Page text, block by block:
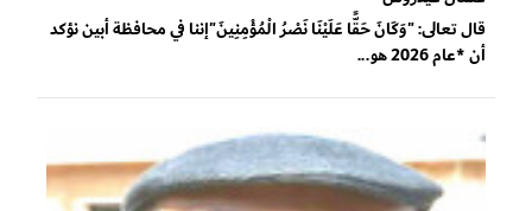
قال تعالى: "وَكَانَ حَقًّا عَلَيْنَا نَصْرُ الْمُؤْمِنِينَ"إننا في محافظة أبين نؤكد
أن *عام 2026 هو...